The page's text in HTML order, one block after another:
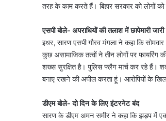
तरह के काम करते हैं। बिहार सरकार को लोगों
एसपी बोले- अपराधियों की तलाश में छापेमारी जारी
इधर, सारण एसपी गौरव मंगला ने कहा कि
कुछ असामाजिक तत्वों ने तीन लोगों पर फायरिंग
शख्स सुरक्षित है। पुलिस फ्लैग मार्च कर रहे हैं।
बनाए रखने की अपील करता हूं। आरोपियों के
डीएम बोले- दो दिन के लिए इंटरनेट बंद
सारण के डीएम अमन समीर ने कहा कि झड़प में एक